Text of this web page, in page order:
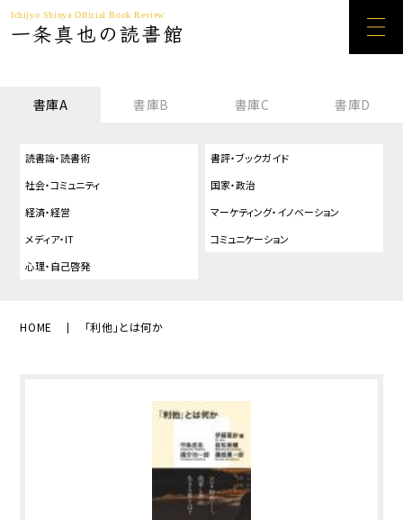
Ichijyo Shinya Official Book Review
一条真也の読書館
書庫A 書庫B 書庫C 書庫D
読書論・読書術
書評・ブックガイド
社会・コミュニティ
国家・政治
経済・経営
マーケティング・イノベーション
メディア・IT
コミュニケーション
心理・自己啓発
HOME 「利他」とは何か